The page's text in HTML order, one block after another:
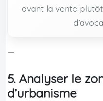
avant la vente
—
5. Analyser le
d’urbanisme